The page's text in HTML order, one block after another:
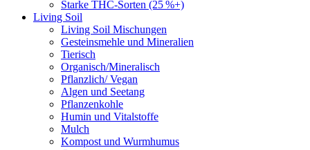
Starke THC-Sorten (25 %+)
Living Soil
Living Soil Mischungen
Gesteinsmehle und Mineralien
Tierisch
Organisch/Mineralisch
Pflanzlich/ Vegan
Algen und Seetang
Pflanzenkohle
Humin und Vitalstoffe
Mulch
Kompost und Wurmhumus